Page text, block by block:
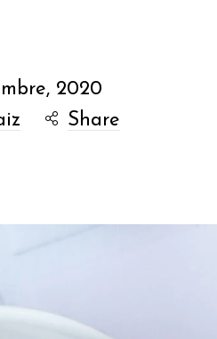
2020
Share